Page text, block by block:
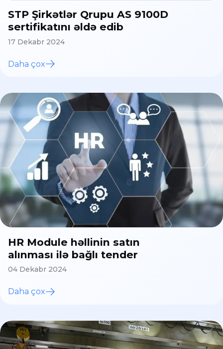
STP Şirkətlər Qrupu AS 9100D
sertifikatını əldə edib
17 Dekabr 2024
Daha çox
HR Module həllinin satın
alınması ilə bağlı tender
04 Dekabr 2024
Daha çox